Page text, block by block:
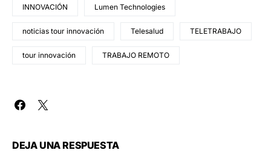
INNOVACIÓN Lumen Technologies
noticias tour innovación Telesalud TELETRABAJO
tour innovación TRABAJO REMOTO
DEJA UNA RESPUESTA